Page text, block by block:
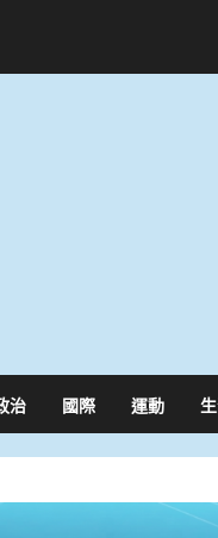
治 國際 運動